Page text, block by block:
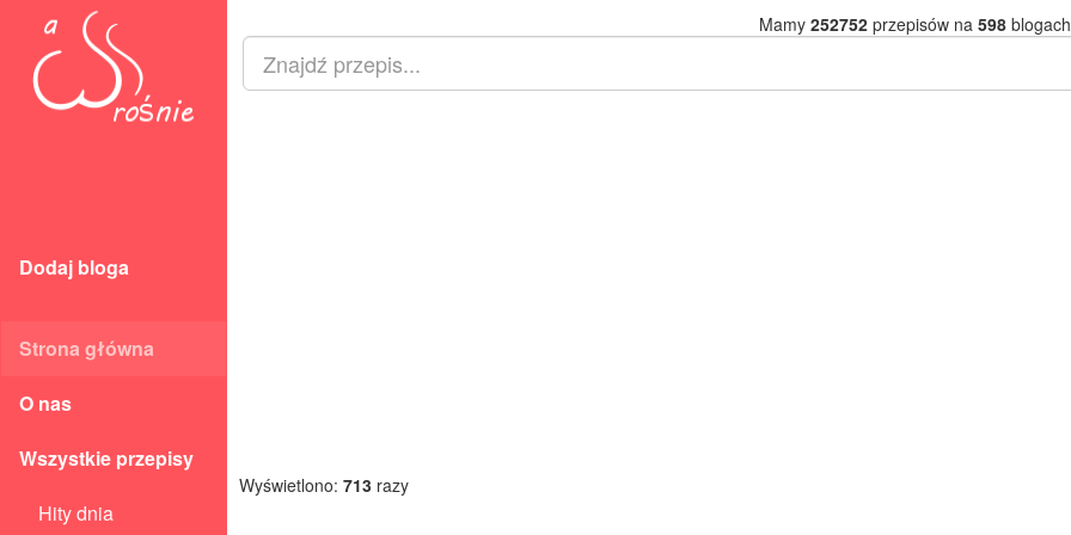
Dodaj bloga
Strona główna
O nas
Wszystkie przepisy
Hity dnia
Mamy 252752przepisów na 598
Wyświetlono: 713 razy